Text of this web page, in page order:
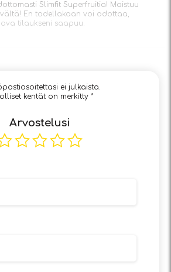
Slimfit Superfruitia! Maistuu
En todellakaan voi odottaa,
tilaukseni saapuu.
ei julkaista.
kentät on merkitty *
Arvostelusi